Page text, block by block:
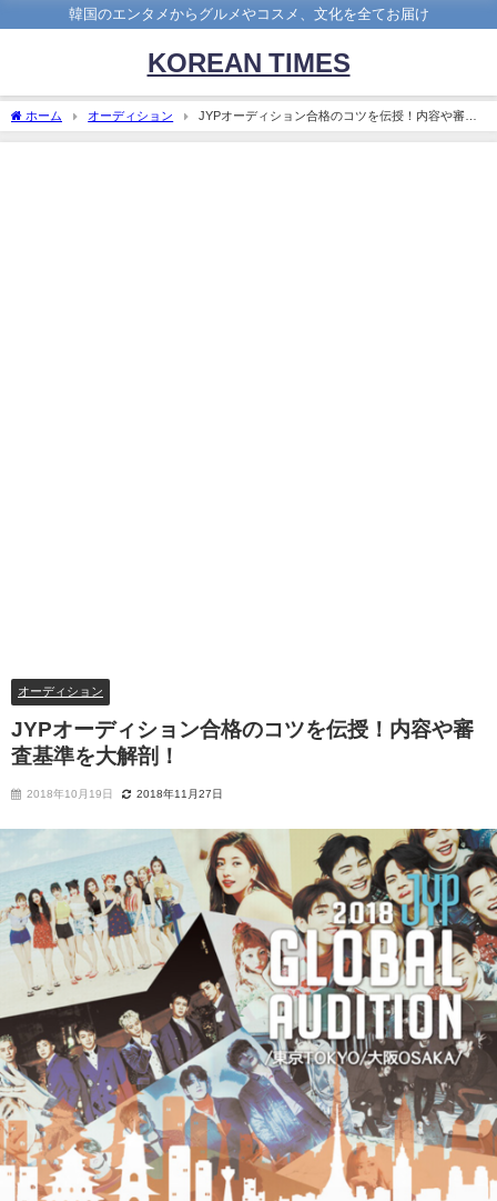
韓国のエンタメからグルメやコスメ、文化を全てお届け
KOREAN TIMES
ホーム オーディション
JYPオーディション合格のコツを伝授！内容や審査
基準を大解剖！
オーディション
JYPオーディション合格のコツを伝授！内容や審
査基準を大解剖！
2018年10月19日 2018年11月27日